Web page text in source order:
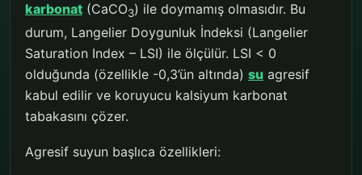
karbonat (CaCO3) ile doymamış olmasıdır. Bu
durum, Langelier Doygunluk İndeksi (Langelier
Saturation Index – LSI) ile ölçülür. LSI < 0
olduğunda (özellikle -0,3’ün altında) su agresif
kabul edilir ve koruyucu kalsiyum karbonat
tabakasını çözer.
Agresif suyun başlıca özellikleri: